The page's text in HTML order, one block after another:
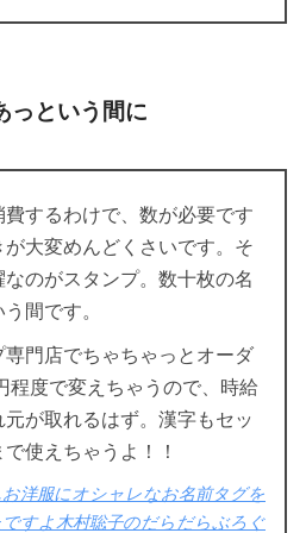
っという間に
するわけで、数が必要です
大変めんどくさいです。そ
のがスタンプ。数十枚の名
間です。
専門店でちゃちゃっとオーダ
程度で変えちゃうので、時給
が取れるはず。漢字もセッ
使えちゃうよ！！
洋服にオシャレなお名前タグを
すよ木村聡子のだらだらぶろぐ